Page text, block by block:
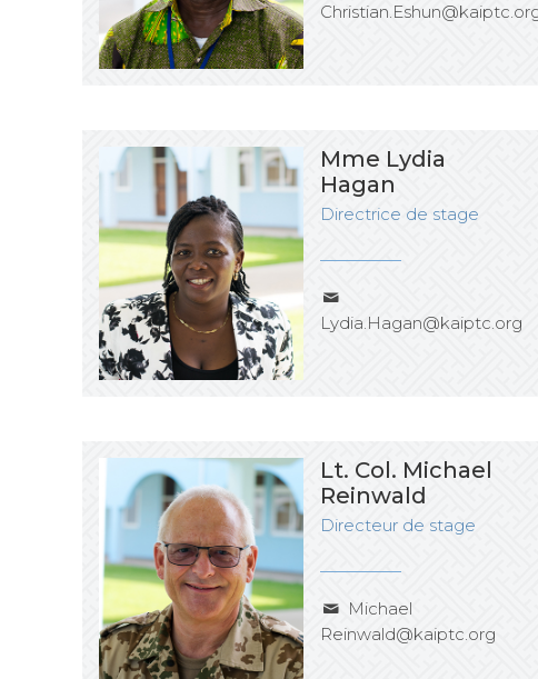
Mme Lydia
Hagan
Directrice de stage
Lydia.Hagan@kaiptc.org
Lt. Col. Michael
Reinwald
Directeur de stage
Michael
Reinwald@kaiptc.org